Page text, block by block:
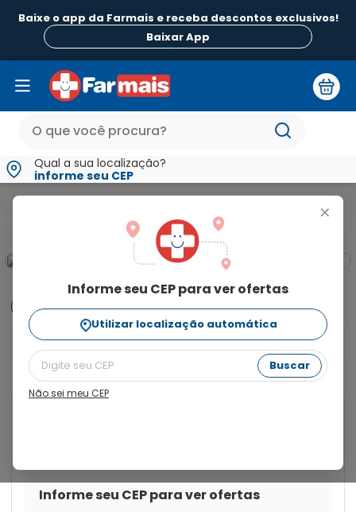
Baixe o app da Farmais e receba descontos exclusivos!
Baixar App
Qual a sua localização?
informe seu CEP
+
Informe seu CEP para ver ofertas
Utilizar localização automática
Buscar
Não sei meu CEP
Adoçante Dietético Líquido com Stevia Adocyl
Informações
Adoçante Dietético Líquido com Stevia Adocyl 80ml
Adocyl Cod.:7896094906020
Informe seu CEP para ver ofertas